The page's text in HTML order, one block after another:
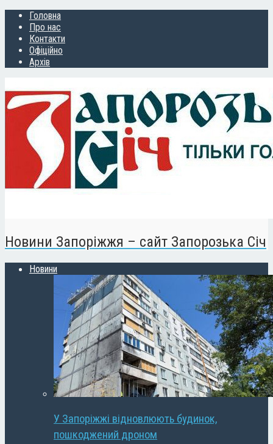
Головна
Про нас
Контакти
Офіційно
Архів
Новини Запоріжжя – сайт Запорозька Січ
Новини
У Запоріжжі відновлюють будинок,
пошкоджений дроном